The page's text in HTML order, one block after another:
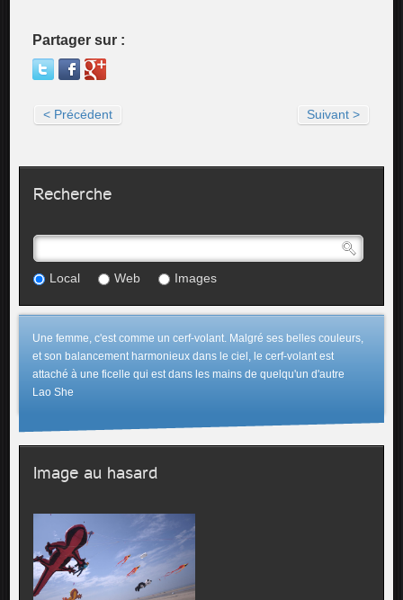
Partager sur :
< Précédent Suivant >
Recherche
Local Web Images
Une femme, c'est comme un cerf-volant. Malgré ses belles couleurs,
et son balancement harmonieux dans le ciel, le cerf-volant est
attaché à une ficelle qui est dans les mains de quelqu'un d'autre
Lao She
Image au hasard